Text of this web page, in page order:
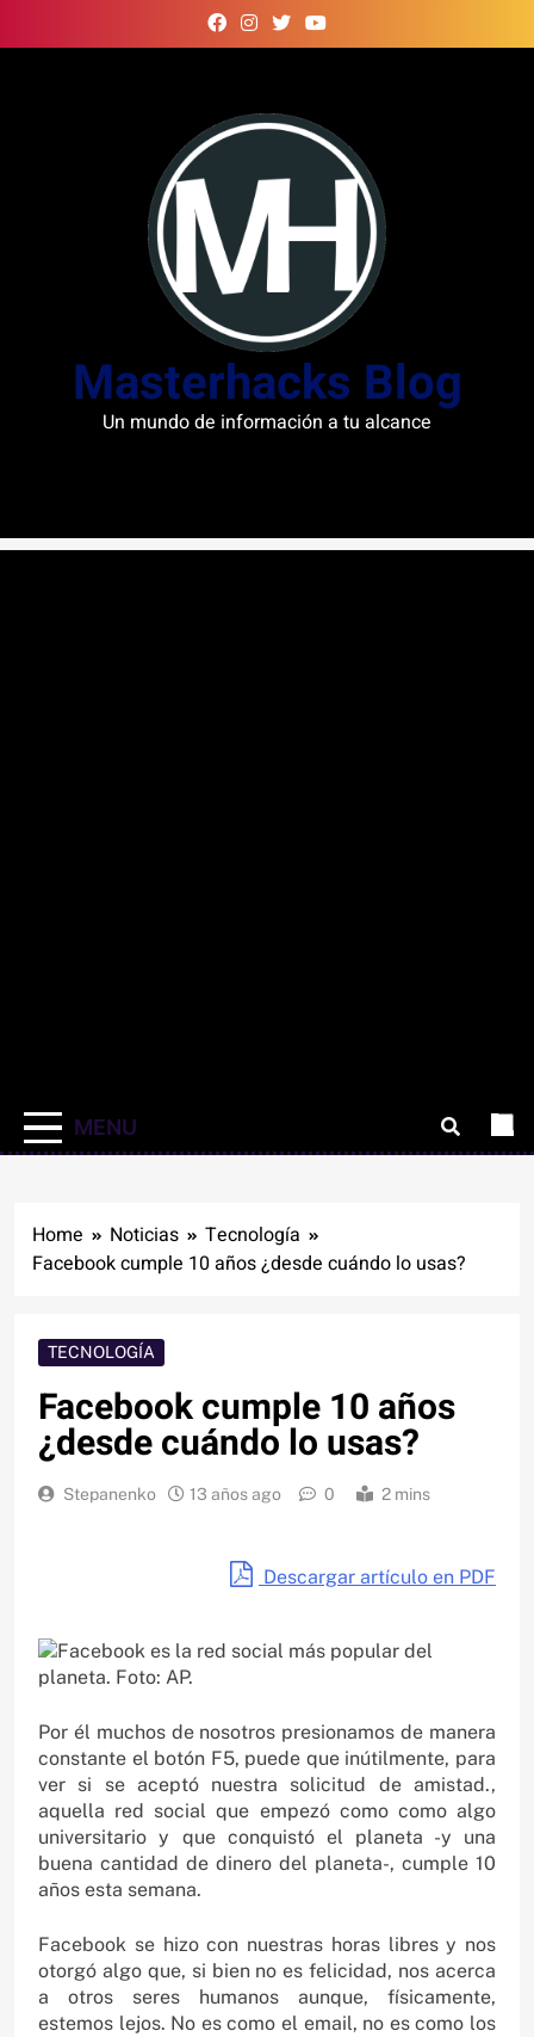
to
Masterhacks Blog
Un mundo de información a tu alcance
MENU
Home Noticias
Tecnología
Facebook cumple 10 años ¿desde cuándo lo usas?
TECNOLOGÍA
Facebook cumple 10 años
¿desde cuándo lo usas?
Stepanenko 13 años ago 0 2 mins
Descargar artículo en PDF
Por él muchos de nosotros presionamos de manera
constante el botón F5, puede que inútilmente, para
ver si se aceptó nuestra solicitud de amistad.,
aquella red social que empezó como como algo
universitario y que conquistó el planeta -y una
buena cantidad de dinero del planeta-, cumple 10
años esta semana.
Facebook se hizo con nuestras horas libres y nos
otorgó algo que, si bien no es felicidad, nos acerca
a otros seres humanos aunque, físicamente,
estemos lejos. No es como el email, no es como los